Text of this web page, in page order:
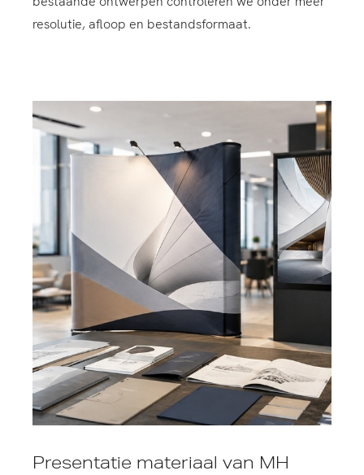
resolutie, afloop en bestandsformaat.
Presentatie materiaal van MH